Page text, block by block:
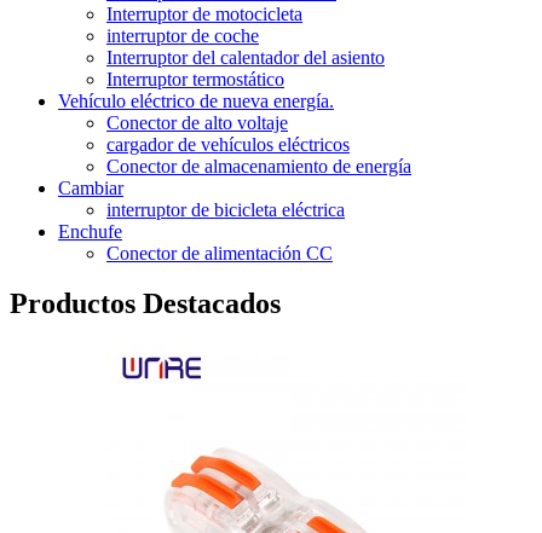
Interruptor de motocicleta
interruptor de coche
Interruptor del calentador del asiento
Interruptor termostático
Vehículo eléctrico de nueva energía.
Conector de alto voltaje
cargador de vehículos eléctricos
Conector de almacenamiento de energía
Cambiar
interruptor de bicicleta eléctrica
Enchufe
Conector de alimentación CC
Productos Destacados